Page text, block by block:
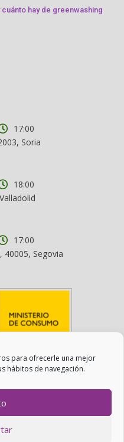
para ofrecerle una mejor
hábitos de navegación.
hay de greenwashing
17:00
Soria
18:00
17:00
40005, Segovia
Su contenido es